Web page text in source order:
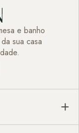
e banho
sua casa